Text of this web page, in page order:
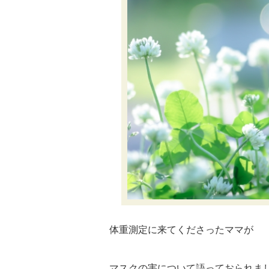
体重測定に来てくださったママが